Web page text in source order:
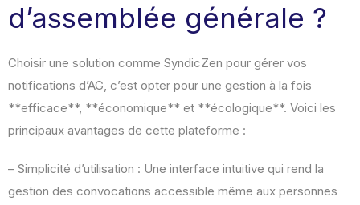
d’assemblée générale ?
Choisir une solution comme SyndicZen pour gérer vos
notifications d’AG, c’est opter pour une gestion à la fois
**efficace**, **économique** et **écologique**. Voici les
principaux avantages de cette plateforme :
– Simplicité d’utilisation : Une interface intuitive qui rend la
gestion des convocations accessible même aux personnes